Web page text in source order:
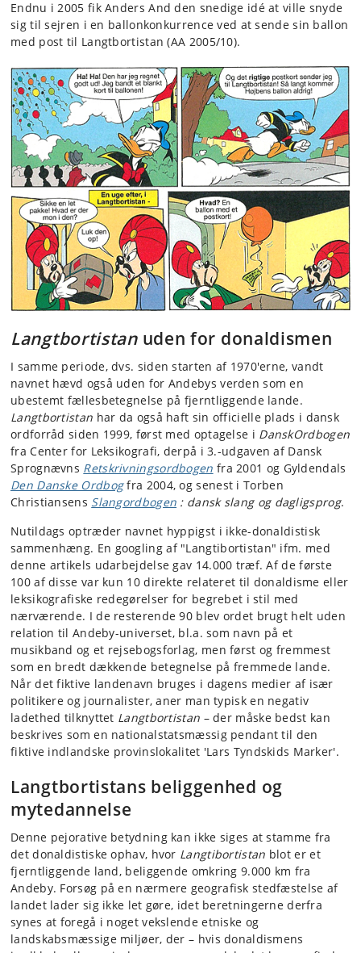
Endnu i 2005 fik Anders And den snedige idé at ville snyde
sig til sejren i en ballonkonkurrence ved at sende sin ballon
med post til Langtbortistan (AA 2005/10).
Langtbortistanuden for donaldismen
I samme periode, dvs. siden starten af 1970'erne, vandt
navnet hævd også uden for Andebys verden som en
ubestemt fællesbetegnelse på fjerntliggende lande.
Langtbortistan har da også haft sin officielle plads i dansk
ordforråd siden 1999, først med optagelse i DanskOrdbogen
fra Center for Leksikografi, derpå i 3.-udgaven af Dansk
Sprognævns Retskrivningsordbogen fra 2001 og Gyldendals
Den Danske Ordbogfra 2004, og senest i Torben
Christiansens Slangordbogen : dansk slang og dagligsprog.
Nutildags optræder navnet hyppigst i ikke-donaldistisk
sammenhæng. En googling af "Langtibortistan" ifm. med
denne artikels udarbejdelse gav 14.000 træf. Af de første
100 af disse var kun 10 direkte relateret til donaldisme eller
leksikografiske redegørelser for begrebet i stil med
nærværende. I de resterende 90 blev ordet brugt helt uden
relation til Andeby-universet, bl.a. som navn på et
musikband og et rejsebogsforlag, men først og fremmest
som en bredt dækkende betegnelse på fremmede lande.
Når det fiktive landenavn bruges i dagens medier af især
politikere og journalister, aner man typisk en negativ
ladethed tilknyttet Langtbortistan – der måske bedst kan
beskrives som en nationalstatsmæssig pendant til den
fiktive indlandske provinslokalitet 'Lars Tyndskids Marker'.
Langtbortistans beliggenhed og
mytedannelse
Denne pejorative betydning kan ikke siges at stamme fra
det donaldistiske ophav, hvor Langtibortistan blot er et
fjerntliggende land, beliggende omkring 9.000 km fra
Andeby. Forsøg på en nærmere geografisk stedfæstelse af
landet lader sig ikke let gøre, idet beretningerne derfra
synes at foregå i noget vekslende etniske og
landskabsmæssige miljøer, der – hvis donaldismens